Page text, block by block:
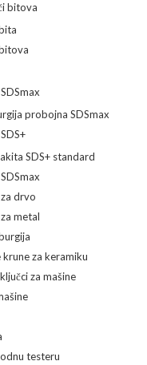
bitova
probojna SDSmax
SDS+ standard
drvo
metal
za keramiku
za mašine
testeru